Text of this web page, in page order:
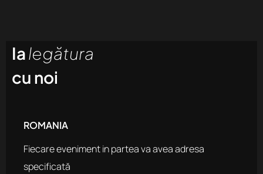
Ialegătura
cu noi
ROMANIA
Fiecare eveniment in partea va avea adresa
specificată